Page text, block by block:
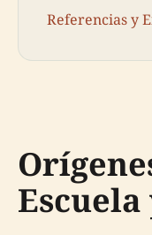
Referencias y